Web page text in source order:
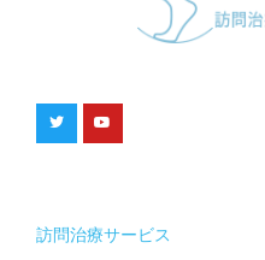
訪問治療サービス